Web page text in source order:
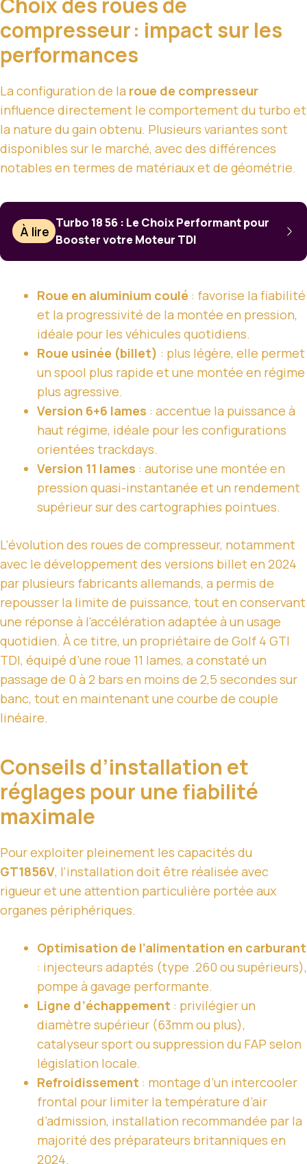
compresseur : impact sur les
performances
La configuration de la roue de compresseur
influence directement le comportement du turbo et
la nature du gain obtenu. Plusieurs variantes sont
disponibles sur le marché, avec des différences
notables en termes de matériaux et de géométrie.
À lire
Turbo 18 56 : Le Choix Performant pour
Booster votre Moteur TDI
Roue en aluminium coulé : favorise la fiabilité
et la progressivité de la montée en pression,
idéale pour les véhicules quotidiens.
Roue usinée (billet) : plus légère, elle permet
un spool plus rapide et une montée en régime
plus agressive.
Version 6+6 lames : accentue la puissance à
haut régime, idéale pour les configurations
orientées trackdays.
Version 11 lames : autorise une montée en
pression quasi-instantanée et un rendement
supérieur sur des cartographies pointues.
L’évolution des roues de compresseur, notamment
avec le développement des versions billet en 2024
par plusieurs fabricants allemands, a permis de
repousser la limite de puissance, tout en conservant
une réponse à l’accélération adaptée à un usage
quotidien. À ce titre, un propriétaire de Golf 4 GTI
TDI, équipé d’une roue 11 lames, a constaté un
passage de 0 à 2 bars en moins de 2,5 secondes sur
banc, tout en maintenant une courbe de couple
linéaire.
Conseils d’installation et
réglages pour une fiabilité
maximale
Pour exploiter pleinement les capacités du
GT1856V, l’installation doit être réalisée avec
rigueur et une attention particulière portée aux
organes périphériques.
Optimisation de l’alimentation en carburant
: injecteurs adaptés (type .260 ou supérieurs),
pompe à gavage performante.
Ligne d’échappement : privilégier un
diamètre supérieur (63mm ou plus),
catalyseur sport ou suppression du FAP selon
législation locale.
Refroidissement : montage d’un intercooler
frontal pour limiter la température d’air
d’admission, installation recommandée par la
majorité des préparateurs britanniques en
2024.